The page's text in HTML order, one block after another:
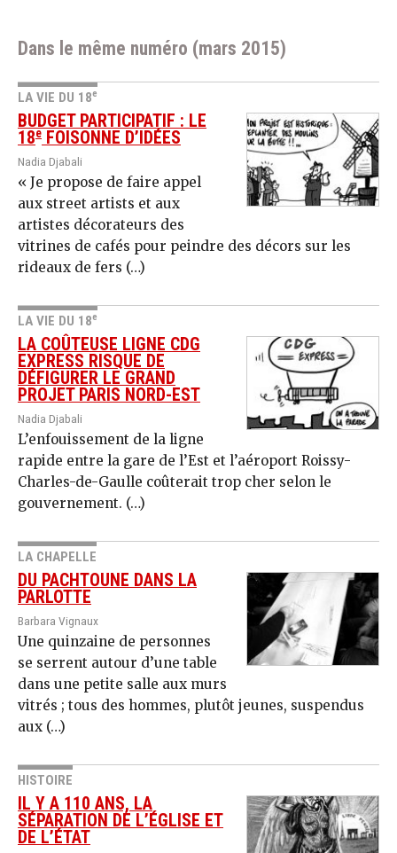
Dans le même numéro (mars 2015)
LA VIE DU 18e
BUDGET PARTICIPATIF : LE
18e FOISONNE D’IDÉES
Nadia Djabali
« Je propose de faire appel
aux street artists et aux
artistes décorateurs des
vitrines de cafés pour peindre des décors sur les
rideaux de fers (…)
LA VIE DU 18e
LA COÛTEUSE LIGNE CDG
EXPRESS RISQUE DE
DÉFIGURER LE GRAND
PROJET PARIS NORD-EST
Nadia Djabali
L’enfouissement de la ligne
rapide entre la gare de l’Est et l’aéroport Roissy-
Charles-de-Gaulle coûterait trop cher selon le
gouvernement. (…)
LA CHAPELLE
DU PACHTOUNE DANS LA
PARLOTTE
Barbara Vignaux
Une quinzaine de personnes
se serrent autour d’une table
dans une petite salle aux murs
vitrés ; tous des hommes, plutôt jeunes, suspendus
aux (…)
HISTOIRE
IL Y A 110 ANS, LA
SÉPARATION DE L’ÉGLISE ET
DE L’ÉTAT